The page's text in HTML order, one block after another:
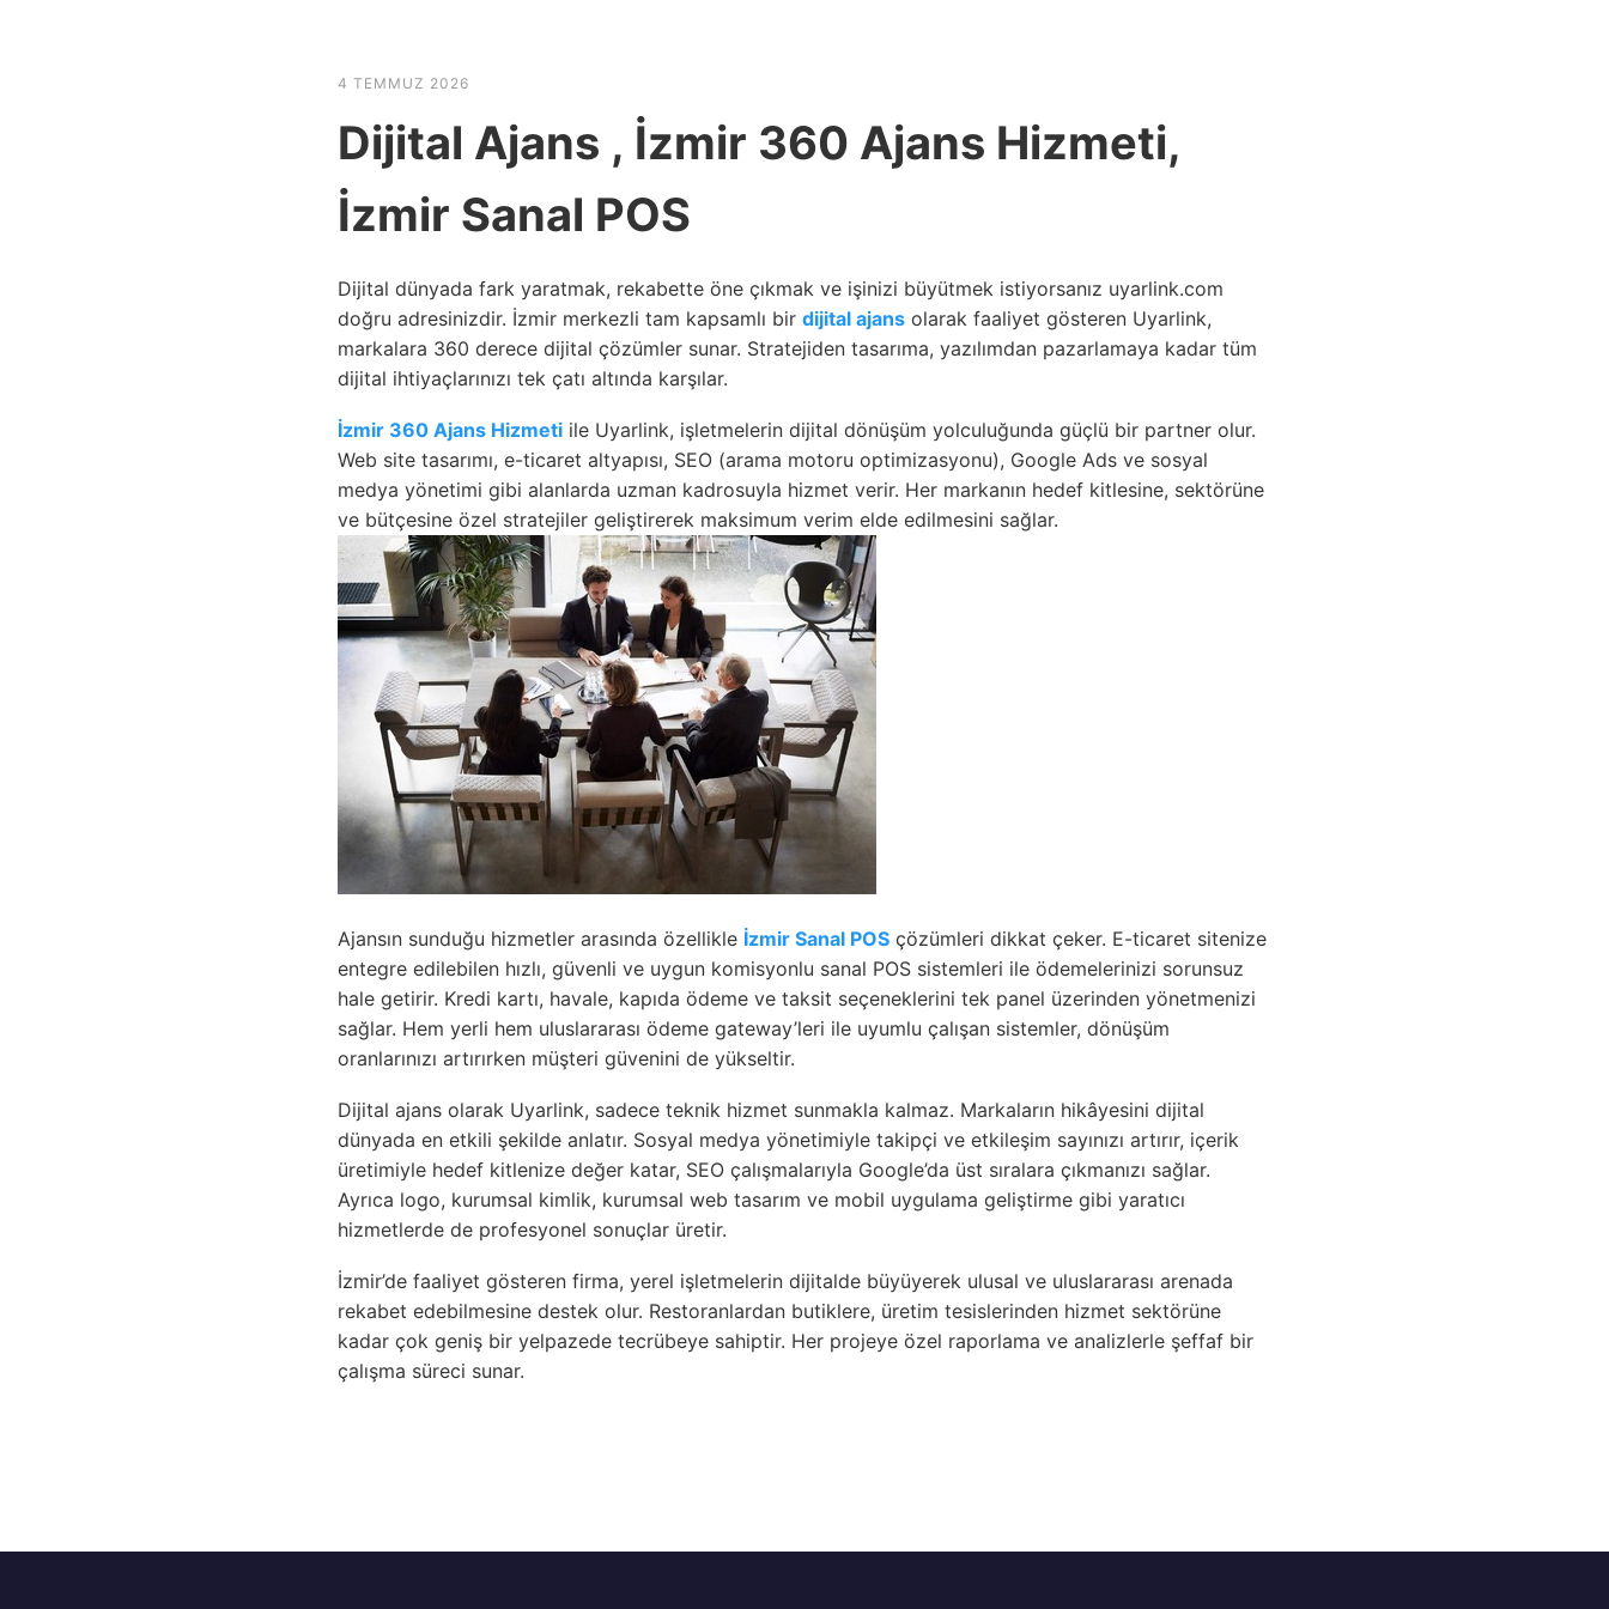
4 TEMMUZ 2026
Dijital Ajans , İzmir 360 Ajans Hizmeti,
İzmir Sanal POS
Dijital dünyada fark yaratmak, rekabette öne çıkmak ve işinizi büyütmek istiyorsanız uyarlink.com
doğru adresinizdir. İzmir merkezli tam kapsamlı bir dijital ajans olarak faaliyet gösteren Uyarlink,
markalara 360 derece dijital çözümler sunar. Stratejiden tasarıma, yazılımdan pazarlamaya kadar tüm
dijital ihtiyaçlarınızı tek çatı altında karşılar.
İzmir 360 Ajans Hizmeti ile Uyarlink, işletmelerin dijital dönüşüm yolculuğunda güçlü bir partner olur.
Web site tasarımı, e-ticaret altyapısı, SEO (arama motoru optimizasyonu), Google Ads ve sosyal
medya yönetimi gibi alanlarda uzman kadrosuyla hizmet verir. Her markanın hedef kitlesine, sektörüne
ve bütçesine özel stratejiler geliştirerek maksimum verim elde edilmesini sağlar.
Ajansın sunduğu hizmetler arasında özellikle İzmir Sanal POS çözümleri dikkat çeker. E-ticaret sitenize
entegre edilebilen hızlı, güvenli ve uygun komisyonlu sanal POS sistemleri ile ödemelerinizi sorunsuz
hale getirir. Kredi kartı, havale, kapıda ödeme ve taksit seçeneklerini tek panel üzerinden yönetmenizi
sağlar. Hem yerli hem uluslararası ödeme gateway’leri ile uyumlu çalışan sistemler, dönüşüm
oranlarınızı artırırken müşteri güvenini de yükseltir.
Dijital ajans olarak Uyarlink, sadece teknik hizmet sunmakla kalmaz. Markaların hikâyesini dijital
dünyada en etkili şekilde anlatır. Sosyal medya yönetimiyle takipçi ve etkileşim sayınızı artırır, içerik
üretimiyle hedef kitlenize değer katar, SEO çalışmalarıyla Google’da üst sıralara çıkmanızı sağlar.
Ayrıca logo, kurumsal kimlik, kurumsal web tasarım ve mobil uygulama geliştirme gibi yaratıcı
hizmetlerde de profesyonel sonuçlar üretir.
İzmir’de faaliyet gösteren firma, yerel işletmelerin dijitalde büyüyerek ulusal ve uluslararası arenada
rekabet edebilmesine destek olur. Restoranlardan butiklere, üretim tesislerinden hizmet sektörüne
kadar çok geniş bir yelpazede tecrübeye sahiptir. Her projeye özel raporlama ve analizlerle şeffaf bir
çalışma süreci sunar.